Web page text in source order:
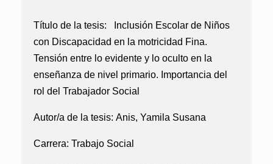
Título de la tesis:
Inclusión Escolar de Niños
con Discapacidad en la motricidad Fina.
Tensión entre lo evidente y lo oculto en la
enseñanza de nivel primario. Importancia del
rol del Trabajador Social
Autor/a de la tesis: Anis, Yamila Susana
Carrera: Trabajo Social